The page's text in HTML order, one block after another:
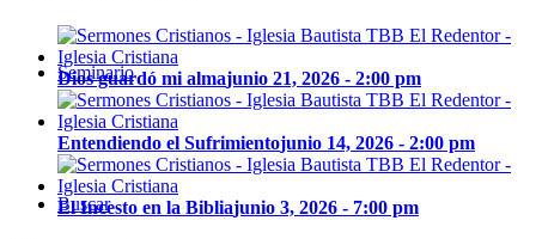
Seminario
Buscar
Dios guardó mi almajunio 21, 2026 - 2:00 pm
Entendiendo el Sufrimientojunio 14, 2026 - 2:00 pm
El Incesto en la Bibliajunio 3, 2026 - 7:00 pm